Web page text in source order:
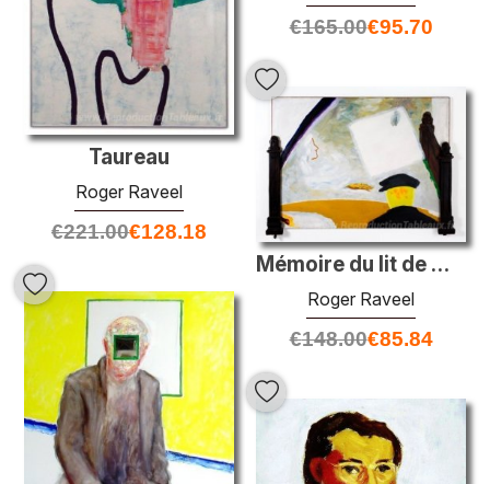
€165.00€95.70
Taureau
Roger Raveel
€221.00€128.18
Mémoire du lit de mort de ma mère
Roger Raveel
€148.00€85.84